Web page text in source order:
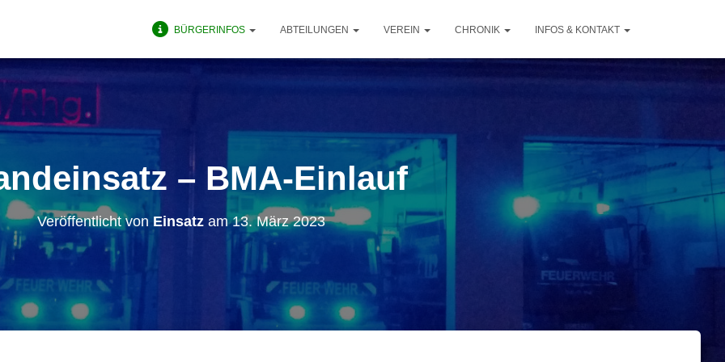
BÜRGERINFOS ABTEILUNGEN VEREIN CHRONIK INFOS & KONTAKT
– BMA-Einlauf
Veröffentlicht vonEinsatz am13. März 2023